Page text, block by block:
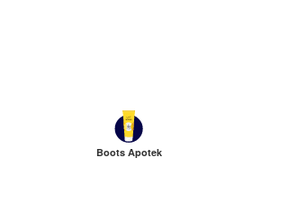
Boots Apotek